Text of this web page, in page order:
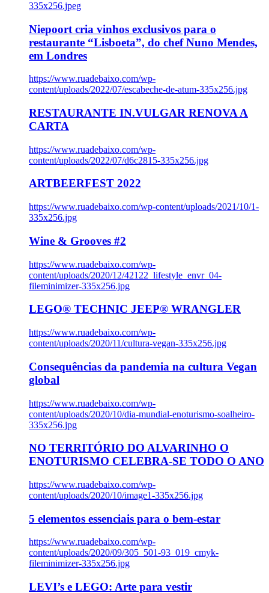
335x256.jpeg
Niepoort cria vinhos exclusivos para o
restaurante “Lisboeta”, do chef Nuno Mendes,
em Londres
https://www.ruadebaixo.com/wp-
content/uploads/2022/07/escabeche-de-atum-335x256.jpg
RESTAURANTE IN.VULGAR RENOVA A
CARTA
https://www.ruadebaixo.com/wp-
content/uploads/2022/07/d6c2815-335x256.jpg
ARTBEERFEST 2022
https://www.ruadebaixo.com/wp-content/uploads/2021/10/1-
335x256.jpg
Wine & Grooves #2
https://www.ruadebaixo.com/wp-
content/uploads/2020/12/42122_lifestyle_envr_04-
fileminimizer-335x256.jpg
LEGO® TECHNIC JEEP® WRANGLER
https://www.ruadebaixo.com/wp-
content/uploads/2020/11/cultura-vegan-335x256.jpg
Consequências da pandemia na cultura Vegan
global
https://www.ruadebaixo.com/wp-
content/uploads/2020/10/dia-mundial-enoturismo-soalheiro-
335x256.jpg
NO TERRITÓRIO DO ALVARINHO O
ENOTURISMO CELEBRA-SE TODO O ANO
https://www.ruadebaixo.com/wp-
content/uploads/2020/10/image1-335x256.jpg
5 elementos essenciais para o bem-estar
https://www.ruadebaixo.com/wp-
content/uploads/2020/09/305_501-93_019_cmyk-
fileminimizer-335x256.jpg
LEVI’s e LEGO: Arte para vestir